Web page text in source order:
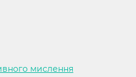
мислення